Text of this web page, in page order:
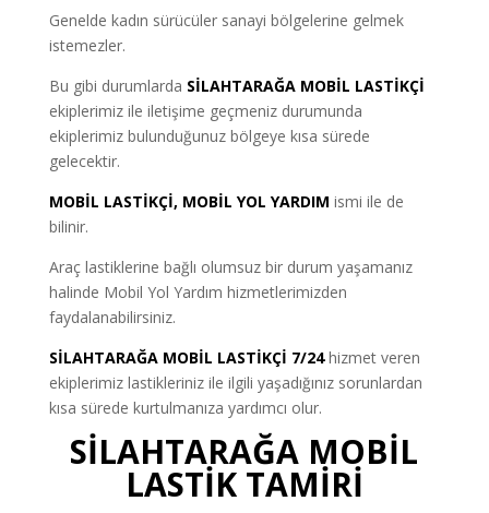
Genelde kadın sürücüler sanayi bölgelerine gelmek
istemezler.
Bu gibi durumlarda SİLAHTARAĞA MOBİL LASTİKÇİ
ekiplerimiz ile iletişime geçmeniz durumunda
ekiplerimiz bulunduğunuz bölgeye kısa sürede
gelecektir.
MOBİL LASTİKÇİ, MOBİL YOL YARDIM ismi ile de
bilinir.
Araç lastiklerine bağlı olumsuz bir durum yaşamanız
halinde Mobil Yol Yardım hizmetlerimizden
faydalanabilirsiniz.
SİLAHTARAĞA MOBİL LASTİKÇİ 7/24hizmet veren
ekiplerimiz lastikleriniz ile ilgili yaşadığınız sorunlardan
kısa sürede kurtulmanıza yardımcı olur.
SİLAHTARAĞA MOBİL
LASTİK TAMİRİ